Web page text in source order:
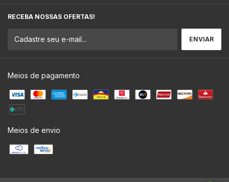
RECEBA NOSSAS OFERTAS!
Meios de pagamento
Meios de envio